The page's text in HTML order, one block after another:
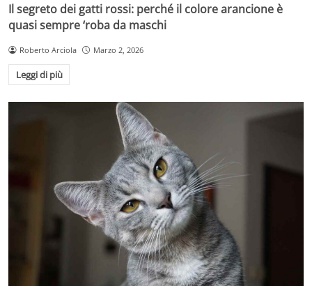
Il segreto dei gatti rossi: perché il colore arancione è
quasi sempre ‘roba da maschi
Roberto Arciola Marzo 2, 2026
Leggi di più